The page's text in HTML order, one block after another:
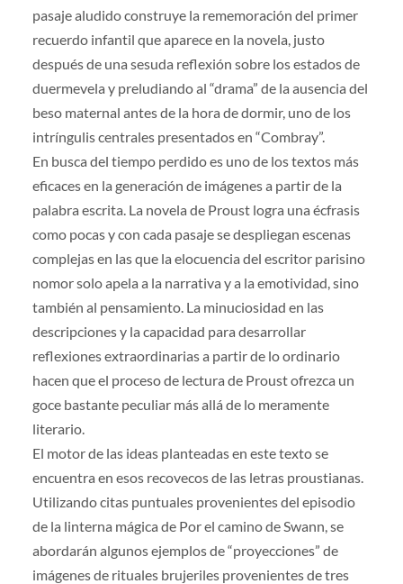
pasaje aludido construye la rememoración del primer
recuerdo infantil que aparece en la novela, justo
después de una sesuda reflexión sobre los estados de
duermevela y preludiando al “drama” de la ausencia del
beso maternal antes de la hora de dormir, uno de los
intríngulis centrales presentados en “Combray”.
En busca del tiempo perdido es uno de los textos más
eficaces en la generación de imágenes a partir de la
palabra escrita. La novela de Proust logra una écfrasis
como pocas y con cada pasaje se despliegan escenas
complejas en las que la elocuencia del escritor parisino
nomor solo apela a la narrativa y a la emotividad, sino
también al pensamiento. La minuciosidad en las
descripciones y la capacidad para desarrollar
reflexiones extraordinarias a partir de lo ordinario
hacen que el proceso de lectura de Proust ofrezca un
goce bastante peculiar más allá de lo meramente
literario.
El motor de las ideas planteadas en este texto se
encuentra en esos recovecos de las letras proustianas.
Utilizando citas puntuales provenientes del episodio
de la linterna mágica de Por el camino de Swann, se
abordarán algunos ejemplos de “proyecciones” de
imágenes de rituales brujeriles provenientes de tres